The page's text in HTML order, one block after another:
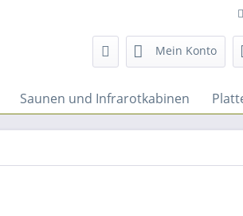
Mein Konto
Saunen und Infrarotkabinen